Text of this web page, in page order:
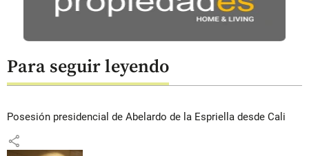
Para seguir leyendo
Posesión presidencial de Abelardo de la Espriella desde Cali
share